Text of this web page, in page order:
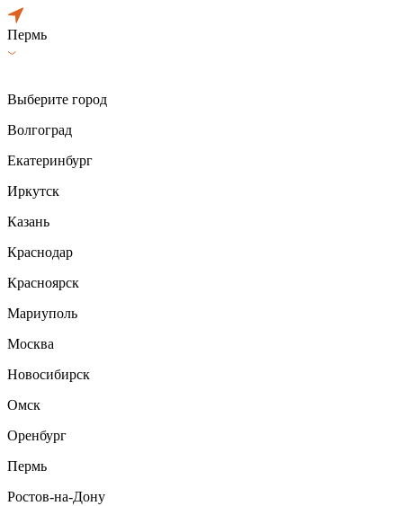
Пермь
Выберите город
Волгоград
Екатеринбург
Иркутск
Казань
Краснодар
Красноярск
Мариуполь
Москва
Новосибирск
Омск
Оренбург
Пермь
Ростов-на-Дону